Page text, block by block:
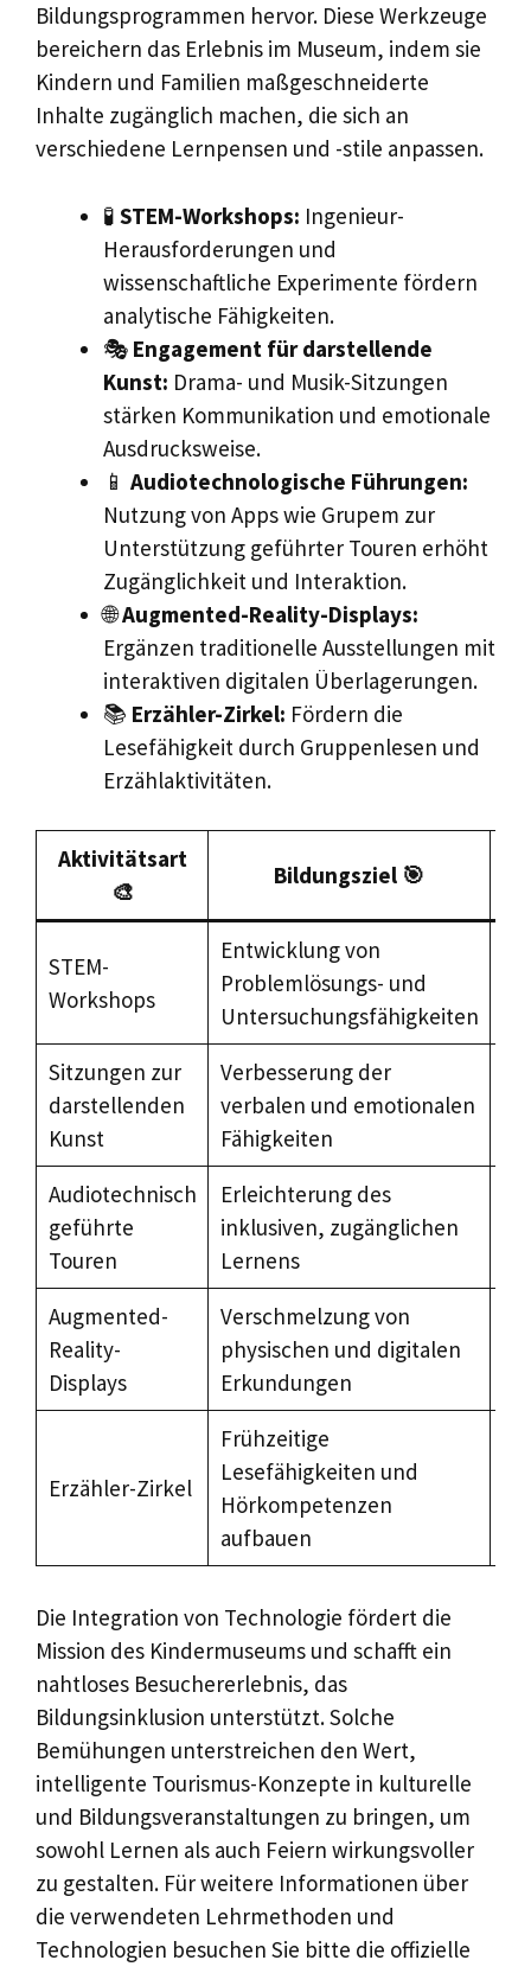
Bildungsprogrammen hervor. Diese Werkzeuge
bereichern das Erlebnis im Museum, indem sie
Kindern und Familien maßgeschneiderte
Inhalte zugänglich machen, die sich an
verschiedene Lernpensen und -stile anpassen.
🧪 STEM-Workshops: Ingenieur-
Herausforderungen und
wissenschaftliche Experimente fördern
analytische Fähigkeiten.
🎭 Engagement für darstellende
Kunst: Drama- und Musik-Sitzungen
stärken Kommunikation und emotionale
Ausdrucksweise.
📱 Audiotechnologische Führungen:
Nutzung von Apps wie Grupem zur
Unterstützung geführter Touren erhöht
Zugänglichkeit und Interaktion.
🌐Augmented-Reality-Displays:
Ergänzen traditionelle Ausstellungen mit
interaktiven digitalen Überlagerungen.
📚 Erzähler-Zirkel: Fördern die
Lesefähigkeit durch Gruppenlesen und
Erzählaktivitäten.
Aktivitätsart
🎨
Bildungsziel 🎯
STEM-
Workshops
Entwicklung von
Problemlösungs- und
Untersuchungsfähigkeiten
Sitzungen zur
darstellenden
Kunst
Verbesserung der
verbalen und emotionalen
Fähigkeiten
Audiotechnisch
geführte
Touren
Erleichterung des
inklusiven, zugänglichen
Lernens
Augmented-
Reality-
Displays
Verschmelzung von
physischen und digitalen
Erkundungen
Erzähler-Zirkel
Frühzeitige
Lesefähigkeiten und
Hörkompetenzen
aufbauen
Die Integration von Technologie fördert die
Mission des Kindermuseums und schafft ein
nahtloses Besuchererlebnis, das
Bildungsinklusion unterstützt. Solche
Bemühungen unterstreichen den Wert,
intelligente Tourismus-Konzepte in kulturelle
und Bildungsveranstaltungen zu bringen, um
sowohl Lernen als auch Feiern wirkungsvoller
zu gestalten. Für weitere Informationen über
die verwendeten Lehrmethoden und
Technologien besuchen Sie bitte die offizielle